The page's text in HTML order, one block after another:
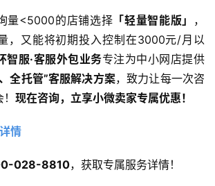
量<5000的店铺选择 「轻量智能版」 ，
，又能将初期投入控制在3000元/月以
智服·客服外包业务专注为中小网店提供
全托管”客服解决方案，致力让每一次咨
现在咨询，立享小微卖家专属优惠！​
情
028-8810​，获取专属服务详情！